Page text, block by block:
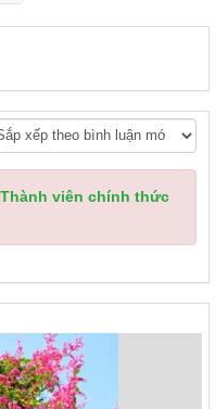
Thành viên chính thức